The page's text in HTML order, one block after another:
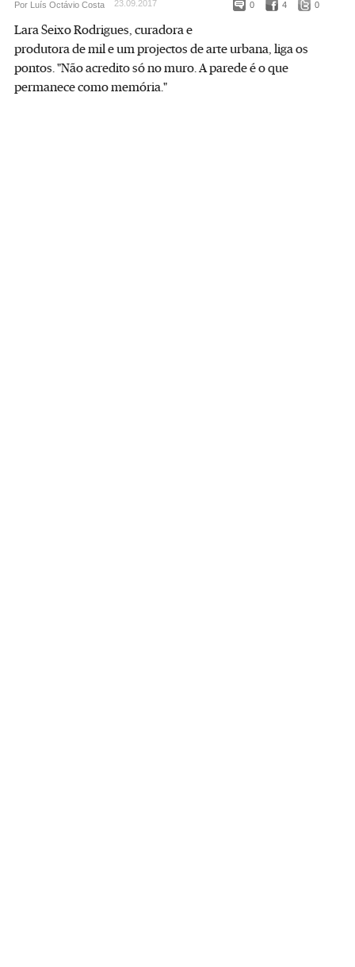
0 4 0
Por Luís Octávio Costa 23.09.2017
Lara Seixo Rodrigues, curadora e
produtora de mil e um projectos de arte urbana, liga os
pontos. "Não acredito só no muro. A parede é o que
permanece como memória."